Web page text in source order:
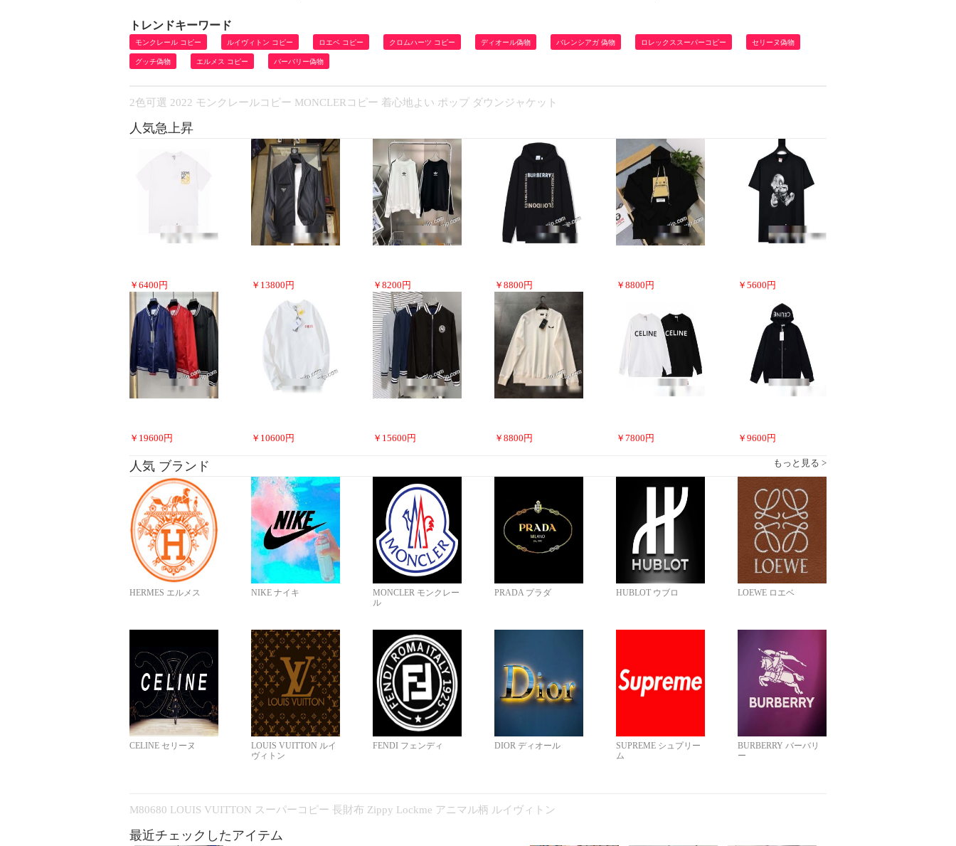
トレンドキーワード
モンクレール コピー ルイヴィトン コピー ロエベ コピー クロムハーツ コピー ディオール偽物 バレンシアガ 偽物 ロレックススーパーコピー セリーヌ偽物
グッチ偽物 エルメス コピー バーバリー偽物
2色可選 2022 モンクレールコピー MONCLERコピー 着心地よい ポップ ダウンジャケット
人気急上昇
￥ 6400 円 ￥ 13800 円 ￥ 8200 円 ￥ 8800 円 ￥ 8800 円 ￥ 5600 円
￥ 19600 円 ￥ 10600 円 ￥ 15600 円 ￥ 8800 円 ￥ 7800 円 ￥ 9600 円
人気 ブランド もっと見る >
HERMES エルメス NIKE ナイキ
MONCLER モンクレー
ル
PRADA プラダ HUBLOT ウブロ LOEWE ロエベ
CELINE セリーヌ
LOUIS VUITTON ルイ
ヴィトン
FENDI フェンディ DIOR ディオール
SUPREME シュプリー
ム
BURBERRY バーバリ
ー
M80680 LOUIS VUITTON スーパーコピー 長財布 Zippy Lockme アニマル柄 ルイヴィトン
最近チェックしたアイテム